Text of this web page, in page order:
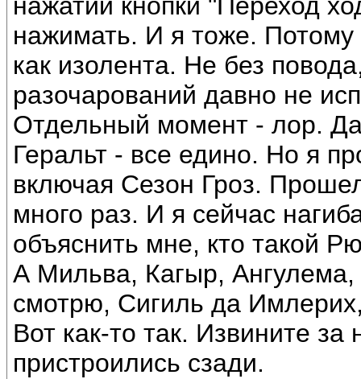
нажатии кнопки "Переход
нажимать. И я тоже.
как изолента. Не без
разочарований давно не
Отдельный момент - лор.
Геральт - все едино. Но я
включая Сезон Гроз.
много раз. И я сейчас
объяснить мне, кто такой
А Мильва, Кагыр,
смотрю, Сигиль да
Вот как-то так. Извините
пристроились сзади.